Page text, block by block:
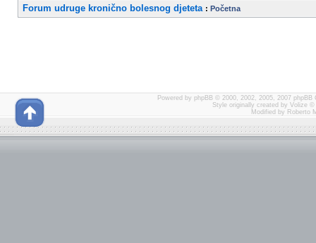
Forum udruge kronično bolesnog djeteta : Početna
Powered by phpBB © 2000, 2002, 2005, 2007 phpBB
Style originally created by Volize ©
Modified by Roberto